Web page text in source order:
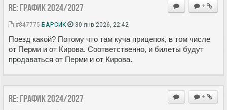
+
Re: ГРАФИК 2024/2027
#847775 БАРСИК 30 янв 2026, 22:42
Поезд какой? Потому что там куча прицепок, в том числе
от Перми и от Кирова. Соответственно, и билеты будут
продаваться от Перми и от Кирова.
+
Re: ГРАФИК 2024/2027